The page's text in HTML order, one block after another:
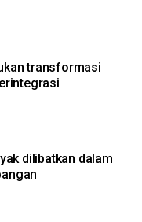
transformasi
dilibatkan dalam